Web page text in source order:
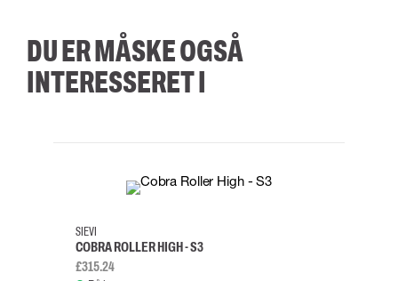
DU ER MÅSKE OGSÅ
INTERESSERET I
38
SIEVI
COBRA ROLLER HIGH - S3
£315.24